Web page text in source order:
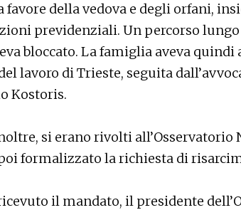
favore della vedova e degli orfani,
previdenziali. Un percorso lungo
bloccato. La famiglia aveva quindi
lavoro di Trieste, seguita
Kostoris.
si erano rivolti all’Osservatorio
formalizzato la richiesta di
il mandato, il presidente